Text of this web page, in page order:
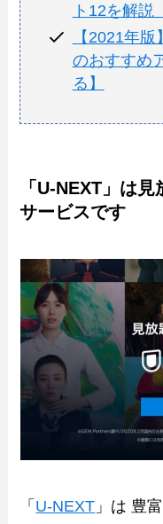
ト12を解説
【2021年
のおすすめ
る】
「U-NEXT」は
サービスです
「 U-NEXT 」は 豊